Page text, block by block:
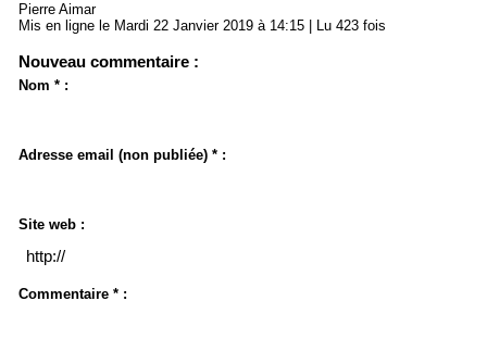
Pierre Aimar
Mis en ligne le Mardi 22 Janvier 2019 à 14:15 | Lu 423 fois
Nouveau commentaire :
Nom * :
Adresse email (non publiée) * :
Site web :
Commentaire * :